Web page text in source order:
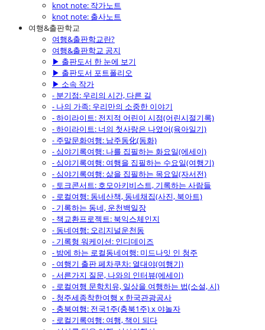
knot note: 작가노트
knot note: 출사노트
여행&출판학교
여행&출판학교란?
여행&출판학교 공지
▶ 출판도서 한 눈에 보기
▶ 출판도서 포트폴리오
▶ 소속 작가
- 분기점: 우리의 시간, 다른 길
- 나의 가족: 우리만의 소중한 이야기
- 하이라이트: 전지적 어린이 시점(어린시절기록)
- 하이라이트: 너의 첫사랑은 나였어(육아일기)
- 주말문화여행: 남주동化(동화)
- 심야기록여행: 나를 집필하는 화요일(에세이)
- 심야기록여행: 여행을 집필하는 수요일(여행기)
- 심야기록여행: 삶을 집필하는 목요일(자서전)
- 토크콘서트: 호모아키비스트, 기록하는 사람들
- 로컬여행: 동네산책, 동네채집(사진, 북아트)
- 기록하는 동네, 운천백일장
- 책교환프로젝트: 북익스체인지
- 동네여행: 오리지널운천동
- 기록형 워케이션: 인디데이즈
- 밤에 하는 로컬동네여행: 미드나잇 인 청주
- 여행기 출판 페차쿠차: 열대야(여행기)
- 서른가지 질문, 나와의 인터뷰(에세이)
- 로컬여행 문학치유, 일상을 여행하는 법(소설, 시)
- 청주세종착한여행 x 한국관광공사
- 충북여행: 전국1주(충북1주) x 야놀자
- 로컬기록여행: 여행, 책이 되다